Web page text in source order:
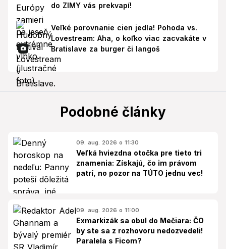
do ZIMY vás prekvapí!
Veľké porovnanie cien jedla! Pohoda vs.
Lovestream: Aha, o koľko viac zacvakáte v
Bratislave za burger či langoš
Podobné články
09. aug. 2026 o 11:30
Veľká hviezdna otočka pre tieto tri
znamenia: Získajú, čo im právom
patrí, no pozor na TÚTO jednu vec!
09. aug. 2026 o 11:00
Exmarkizák sa obul do Mečiara: ČO
by ste sa z rozhovoru nedozvedeli!
Paralela s Ficom?